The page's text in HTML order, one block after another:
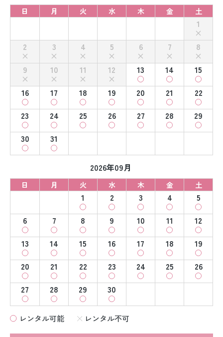
日
月 火 水 木 金 土
1
2
3 4 5 6 7
8
9
10 11 12 13 14
15
16
17 18 19 20 21
22
23
24 25 26 27 28
29
30
31
2026年09月
日 月 火 水 木 金 土
1 2 3 4
5
6
7 8 9 10 11
12
13
14 15 16 17 18
19
20
21 22 23 24 25
26
27
28 29 30
レンタル可能 レンタル不可